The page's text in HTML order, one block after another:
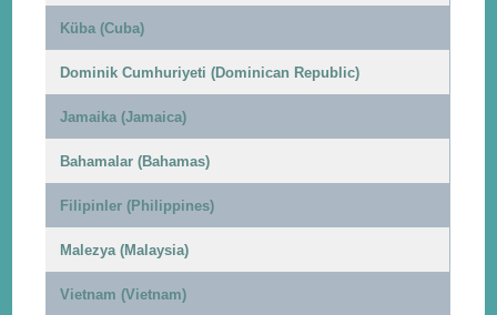
Küba (Cuba)
Dominik Cumhuriyeti (Dominican Republic)
Jamaika (Jamaica)
Bahamalar (Bahamas)
Filipinler (Philippines)
Malezya (Malaysia)
Vietnam (Vietnam)